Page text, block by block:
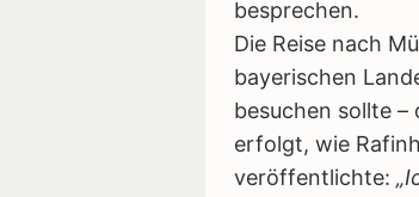
besprechen.
Die Reise nach
bayerischen
besuchen sollte –
erfolgt, wie
veröffentlichte: